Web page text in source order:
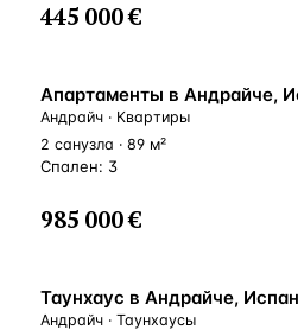
445 000 €
ВНЖ
Апартаменты в Андрайче,
Андрайч · Квартиры
2 санузла · 89 м²
Спален: 3
985 000 €
ВНЖ
Таунхаус в Андрайче,
Андрайч · Таунхаусы